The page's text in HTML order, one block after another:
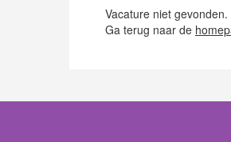
Vacature niet gevonden.
Ga terug naar de